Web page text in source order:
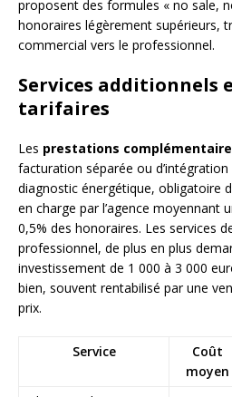
proposent des formules « no sale,
honoraires légèrement supérieurs,
commercial vers le professionnel.
Services additionnels
tarifaires
Les prestations
facturation séparée ou
diagnostic énergétique, obligatoire
en charge par l’agence moyennant
0,5% des honoraires. Les services
professionnel, de plus en plus
investissement de 1 000 à 3 000
bien, souvent rentabilisé par une
prix.
Service
Coût
moyen